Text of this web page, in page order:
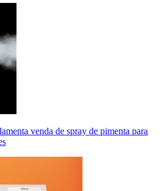
venda de spray de pimenta para